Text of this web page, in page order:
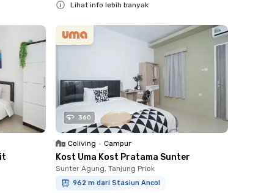
Lihat info lebih banyak
360
Coliving • Campur
Kost Uma Kost Pratama Sunter
Sunter Agung, Tanjung Priok
962 m dari Stasiun Ancol